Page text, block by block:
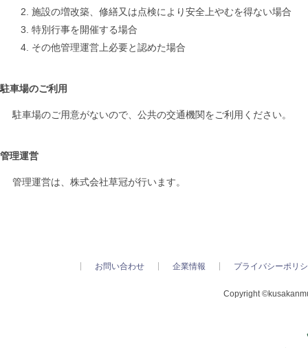
施設の増改築、修繕又は点検により安全上やむを得ない場合
特別行事を開催する場合
その他管理運営上必要と認めた場合
駐車場のご利用
駐車場のご用意がないので、公共の交通機関をご利用ください。
管理運営
管理運営は、株式会社草冠が行います。
お問い合わせ 企業情報 プライバシーポリ
Copyright